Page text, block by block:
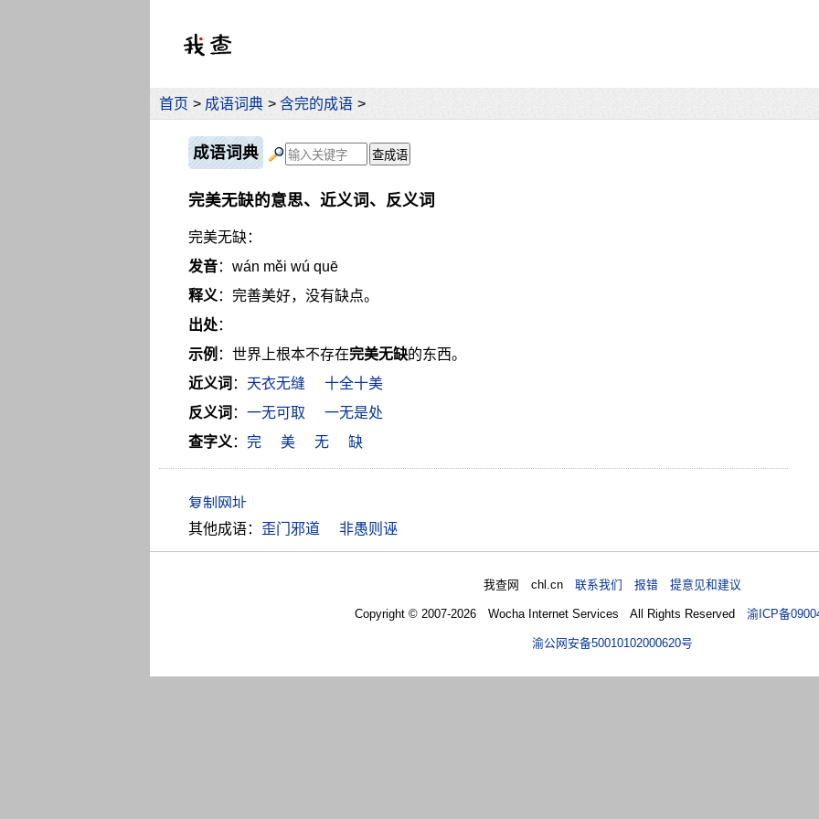
首页 > 成语词典 > 含完的成语 >
成语词典
完美无缺的意思、近义词、反义词
完美无缺：
发音：wán měi wú quē
释义：完善美好，没有缺点。
出处：
示例 ：世界上根本不存在完美无缺的东西。
近义词 ： 天衣无缝
十全十美
反义词 ： 一无可取
一无是处
查字义： 完 美 无 缺
其他成语： 歪门邪道 非愚则诬
我查网 chl.cn联系我们 报错 提意见和建议
Copyright © 2007-2026 Wocha Internet Services All Rights Reserved渝ICP备
渝公网安备50010102000620号